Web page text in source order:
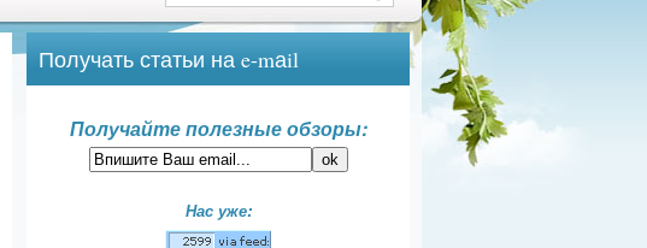
Получать статьи на e-mаil
Получайте полезные обзоры:
Нас уже: